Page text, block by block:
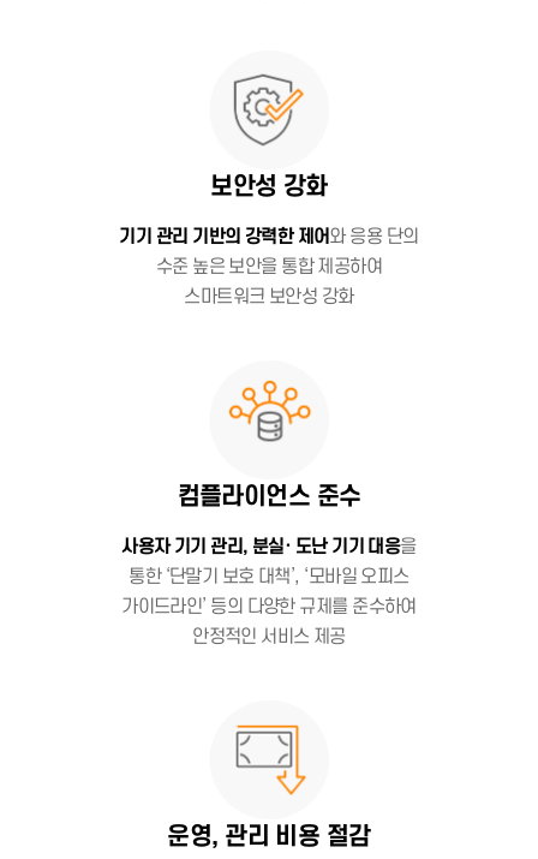
보안성 강화
기기 관리 기반의 강력한 제어와 응용 단의
수준 높은 보안을 통합 제공하여
스마트워크 보안성 강화
컴플라이언스 준수
사용자 기기 관리, 분실· 도난 기기 대응을
통한 ‘단말기 보호 대책’, ‘모바일 오피스
가이드라인’ 등의 다양한 규제를 준수하여
안정적인 서비스 제공
운영, 관리 비용 절감